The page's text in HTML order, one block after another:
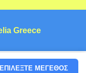
ΕΠΙΛΈΞΤΕ ΜΈΓΕΘΟΣ
Greece